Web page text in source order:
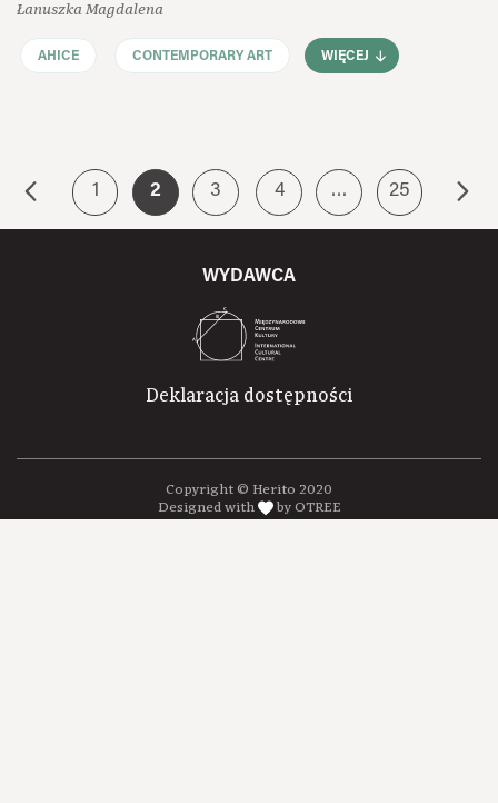
Łanuszka Magdalena
AHICE CONTEMPORARY ART WIĘCEJ
1 2 3 4 … 25
WYDAWCA
Deklaracja dostępności
Copyright © Herito 2020
Designed with
by OTREE